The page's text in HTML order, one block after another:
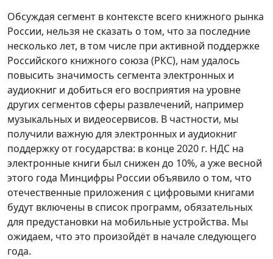
Обсуждая сегмент в контексте всего книжного рынка
России, нельзя не сказать о том, что за последние
несколько лет, в том числе при активной поддержке
Российского книжного союза (РКС), нам удалось
повысить значимость сегмента электронных и
аудиокниг и добиться его восприятия на уровне
других сегментов сферы развлечений, например
музыкальных и видеосервисов. В частности, мы
получили важную для электронных и аудиокниг
поддержку от государства: в конце 2020 г. НДС на
электронные книги был снижен до 10%, а уже весной
этого года Минцифры России объявило о том, что
отечественные приложения с цифровыми книгами
будут включены в список программ, обязательных
для предустановки на мобильные устройства. Мы
ожидаем, что это произойдёт в начале следующего
года.